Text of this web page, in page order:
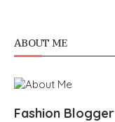
ABOUT ME
Fashion Blogger